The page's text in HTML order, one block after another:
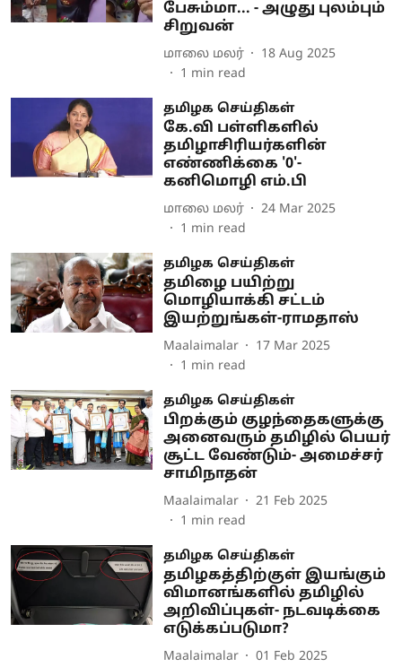
பேசும்மா... - அழுது புலம்பும்
சிறுவன்
மாலை மலர்
18 Aug 2025
1 min read
தமிழக செய்திகள்
கே.வி பள்ளிகளில்
தமிழாசிரியர்களின்
எண்ணிக்கை '0'-
கனிமொழி எம்.பி
மாலை மலர்
24 Mar 2025
1 min read
தமிழக செய்திகள்
தமிழை பயிற்று
மொழியாக்கி சட்டம்
இயற்றுங்கள்-ராமதாஸ்
Maalaimalar
17 Mar 2025
1 min read
தமிழக செய்திகள்
பிறக்கும் குழந்தைகளுக்கு
அனைவரும் தமிழில் பெயர்
சூட்ட வேண்டும்- அமைச்சர்
சாமிநாதன்
Maalaimalar
21 Feb 2025
1 min read
தமிழக செய்திகள்
தமிழகத்திற்குள் இயங்கும்
விமானங்களில் தமிழில்
அறிவிப்புகள்- நடவடிக்கை
எடுக்கப்படுமா?
Maalaimalar
01 Feb 2025